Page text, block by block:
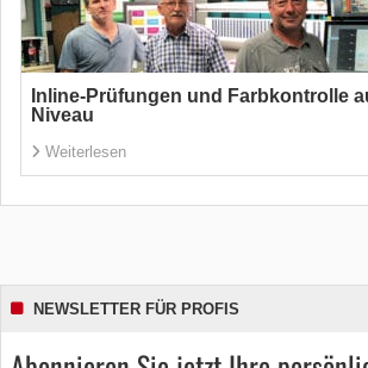
Inline-Prüfungen und Farbkontrolle
Niveau
Weiterlesen
NEWSLETTER FÜR PROFIS